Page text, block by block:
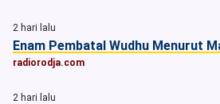
2 hari lalu
Enam Pembatal Wudhu Menurut
radiorodja.com
2 hari lalu